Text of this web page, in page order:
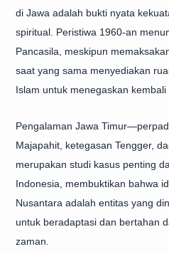
di Jawa adalah bukti nyata
spiritual. Peristiwa 1960-an
Pancasila, meskipun
saat yang sama menyediakan
Islam untuk menegaskan kembali
Pengalaman Jawa
Majapahit, ketegasan Tengger,
merupakan studi kasus penting
Indonesia, membuktikan bahwa
Nusantara adalah entitas yang
untuk beradaptasi dan bertahan
zaman.